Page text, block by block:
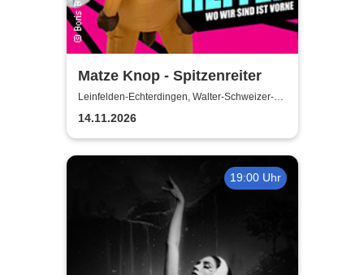
Matze Knop - Spitzenreiter
Leinfelden-Echterdingen, Walter-Schweizer-
Kulturforum Goldäcker
14.11.2026
19:00 Uhr